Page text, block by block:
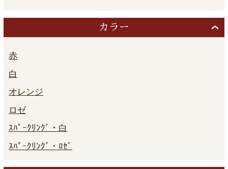
カラー
赤
白
オレンジ
ロゼ
ｽﾊﾟｰｸﾘﾝｸﾞ・白
ｽﾊﾟｰｸﾘﾝｸﾞ・ﾛｾﾞ